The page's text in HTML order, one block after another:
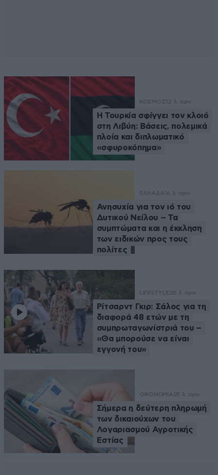
ΚΟΣΜΟΣ 12 λ. πριν
Η Τουρκία σφίγγει τον κλοιό
στη Λιβύη: Βάσεις, πολεμικά
πλοία και διπλωματικό
«σφυροκόπημα»
ΕΛΛΑΔΑ 16 λ. πριν
Ανησυχία για τον ιό του
Δυτικού Νείλου – Τα
συμπτώματα και η έκκληση
των ειδικών προς τους
πολίτες
LIFESTYLE 20 λ. πριν
Ρίτσαρντ Γκιρ: Σάλος για τη
διαφορά 48 ετών με τη
συμπρωταγωνίστριά του –
«Θα μπορούσε να είναι
εγγονή του»
ΟΙΚΟΝΟΜΙΑ25 λ. πριν
Σήμερα η δεύτερη πληρωμή
των δικαιούχων του
Λογαριασμού Αγροτικής
Εστίας